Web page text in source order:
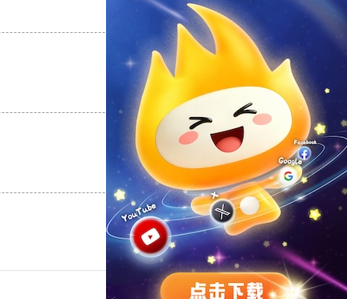
支持
反对 [0]
支持[0] 反对[0]